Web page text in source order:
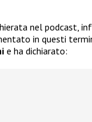
nel podcast,
in questi
e ha dichiarato: